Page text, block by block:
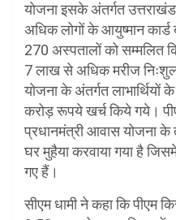
योजना इसके अंतर्गत
अधिक लोगों के आयुष्मान
270 अस्पतालों को सम्मलित
7 लाख से अधिक मरीज
योजना के अंतर्गत
करोड़ रूपये खर्च किये गये।
प्रधानमंत्री आवास योजना के
घर मुहैया करवाया गया है
गए हैं।
सीएम धामी ने कहा कि पीएम